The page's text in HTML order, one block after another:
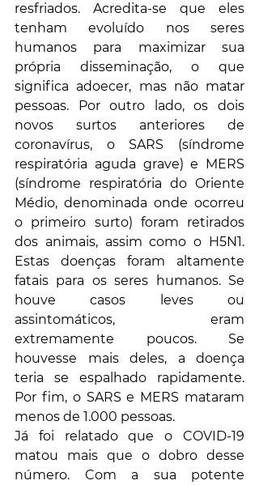
resfriados. Acredita-se que eles
tenham evoluído nos seres
humanos para maximizar sua
própria disseminação, o que
significa adoecer, mas não matar
pessoas. Por outro lado, os dois
novos surtos anteriores de
coronavírus, o SARS (síndrome
respiratória aguda grave) e MERS
(síndrome respiratória do Oriente
Médio, denominada onde ocorreu
o primeiro surto) foram retirados
dos animais, assim como o H5N1.
Estas doenças foram altamente
fatais para os seres humanos. Se
houve casos leves ou
assintomáticos, eram
extremamente poucos. Se
houvesse mais deles, a doença
teria se espalhado rapidamente.
Por fim, o SARS e MERS mataram
menos de 1.000 pessoas.
Já foi relatado que o COVID-19
matou mais que o dobro desse
número. Com a sua potente